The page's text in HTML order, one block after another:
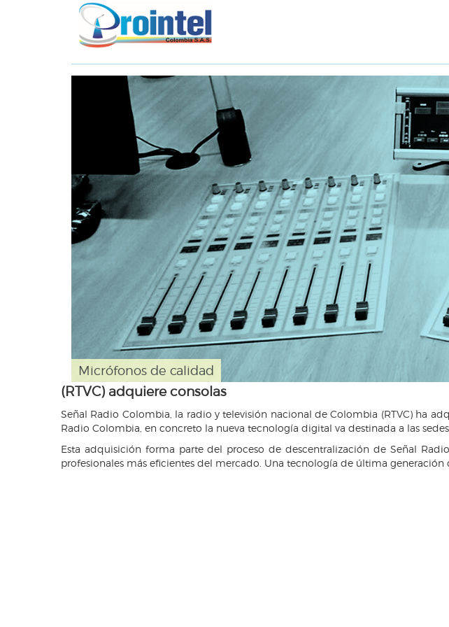
Micrófonos de calidad
(RTVC) adquiere consolas
Señal Radio Colombia, la radio y televisión nacional de Colombia (RTVC) ha
Radio Colombia, en concreto la nueva tecnología digital va destinada a las
Esta adquisición forma parte del proceso de descentralización de Señal
profesionales más eficientes del mercado. Una tecnología de última generación